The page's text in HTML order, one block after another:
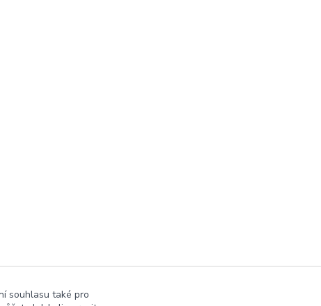
souhlasu také pro